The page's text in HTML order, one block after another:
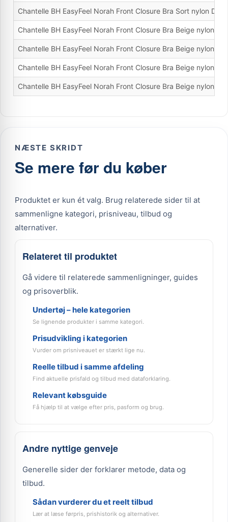
Chantelle BH EasyFeel Norah Front Closure Bra Sort nylon D
Chantelle BH EasyFeel Norah Front Closure Bra Beige nylon D
Chantelle BH EasyFeel Norah Front Closure Bra Beige nylon D
Chantelle BH EasyFeel Norah Front Closure Bra Beige nylon D
Chantelle BH EasyFeel Norah Front Closure Bra Beige nylon D
NÆSTE SKRIDT
Se mere før du køber
Produktet er kun ét valg. Brug relaterede sider til at
sammenligne kategori, prisniveau, tilbud og
alternativer.
Relateret til produktet
Gå videre til relaterede sammenligninger, guides
og prisoverblik.
Undertøj – hele kategorien
Se lignende produkter i samme kategori.
Prisudvikling i kategorien
Vurder om prisniveauet er stærkt lige nu.
Reelle tilbud i samme afdeling
Find aktuelle prisfald og tilbud med dataforklaring.
Relevant købsguide
Få hjælp til at vælge efter pris, pasform og brug.
Andre nyttige genveje
Generelle sider der forklarer metode, data og
tilbud.
Sådan vurderer du et reelt tilbud
Lær at læse førpris, prishistorik og alternativer.